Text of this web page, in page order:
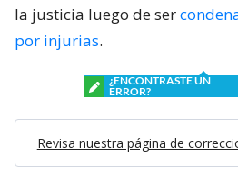
la justicia luego de ser
por injurias.
¿ENCONTRASTE UN
ERROR?
Revisa nuestra página de